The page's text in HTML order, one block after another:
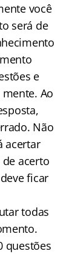
você
será de
e
Ao
Não
acertar
acerto
ficar
todas
questões